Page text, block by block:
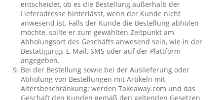
entscheidet, ob es die Bestellung außerhalb der
Lieferadresse hinterlässt, wenn der Kunde nicht
anwesend ist. Falls der Kunde die Bestellung abholen
möchte, sollte er zum gewählten Zeitpunkt am
Abholungsort des Geschäfts anwesend sein, wie in der
Bestätigungs-E-Mail, SMS oder auf der Plattform
angegeben.
Bei der Bestellung sowie bei der Auslieferung oder
Abholung von Bestellungen mit Artikeln mit
Altersbeschränkung: werden Takeaway.com und das
Geschäft den Kunden gemäß den geltenden Gesetzen